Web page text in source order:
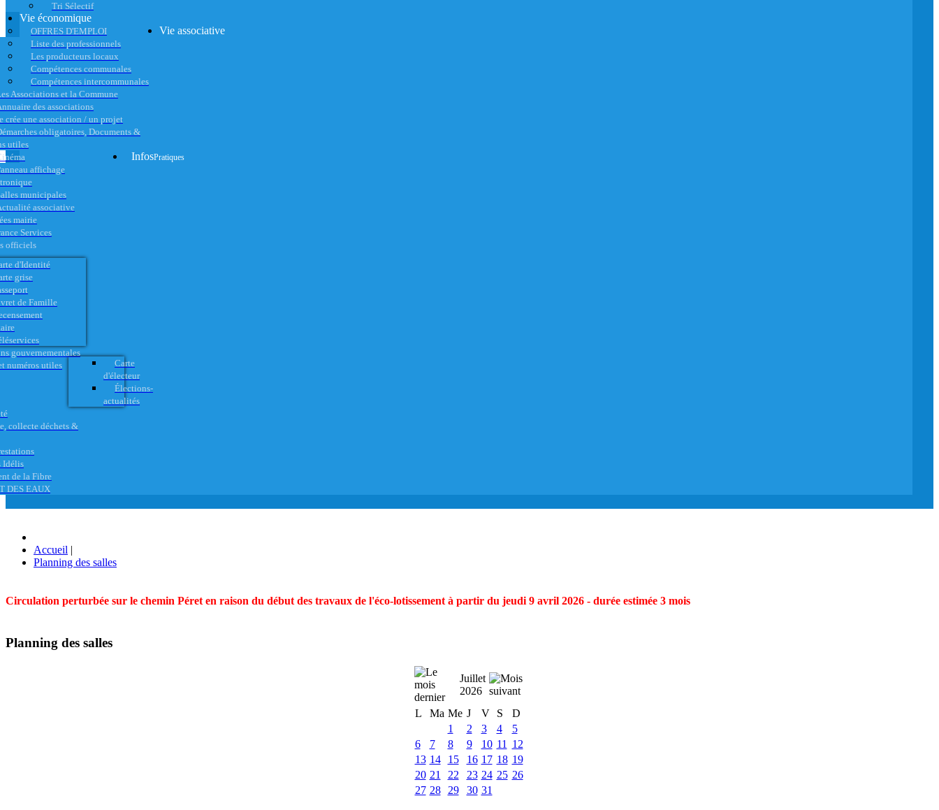
Tri Sélectif
Vie économique
OFFRES D'EMPLOI
Liste des professionnels
Les producteurs locaux
Compétences communales
Compétences intercommunales
Vie associative
Associations et la Commune
des associations
crée une association / un projet
obligatoires, Documents &
utiles
affichage
municipales
associative
InfosPratiques
mairie
Services
officiels
d'Identité
grise
de Famille
gouvernementales
numéros utiles
Carte
d'électeur
Élections-
actualités
collecte déchets &
Idélis
de la Fibre
DES EAUX
Accueil |
Planning des salles
Circulation perturbée sur le chemin Péret en raison du début des travaux de l'éco-lotissement à partir du jeudi 9 avril 2026 - durée estimée 3 mois
Planning des salles
Juillet
2026
L
Ma Me J V S
D
1
2 3 4
5
6
7 8 9 10 11
12
13 14 15 16 17 18 19
20 21 22 23 24 25 26
27 28 29 30 31